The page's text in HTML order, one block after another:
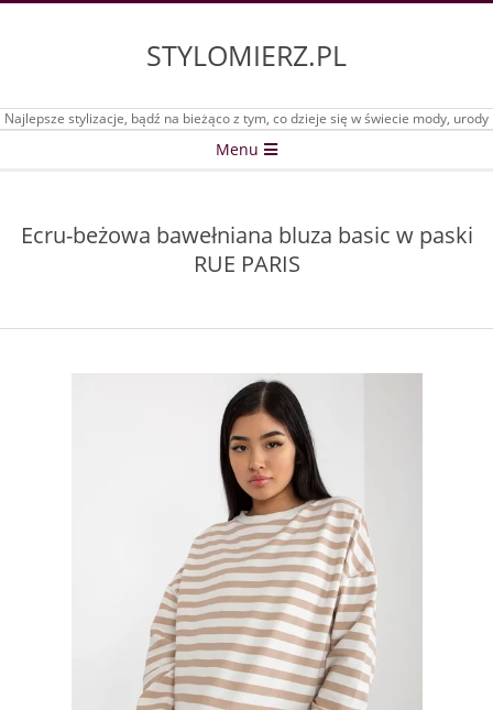
STYLOMIERZ.PL
Najlepsze stylizacje, bądź na bieżąco z tym, co dzieje się w świecie mody, urody
Menu
Ecru-beżowa bawełniana bluza basic w paski
RUE PARIS